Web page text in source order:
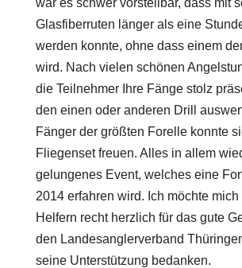
war es schwer vorstellbar, dass mit
Glasfiberruten länger als eine
werden konnte, ohne dass einem
wird. Nach vielen schönen
die Teilnehmer Ihre Fänge stolz
den einen oder anderen Drill
Fänger der größten Forelle konnte
Fliegenset freuen. Alles in allem
gelungenes Event, welches eine
2014 erfahren wird. Ich möchte
Helfern recht herzlich für das gute
den Landesanglerverband
seine Unterstützung bedanken.